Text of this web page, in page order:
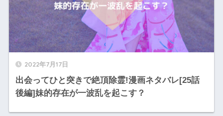
2022年7月17日
出会ってひと突きで絶頂除霊!漫画ネタバレ[25話
後編]妹的存在が一波乱を起こす？